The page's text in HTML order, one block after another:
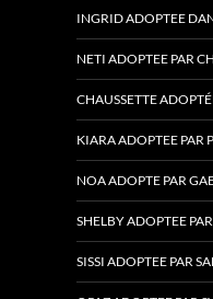
INGRID ADOPTEE
NETI ADOPTEE PAR
CHAUSSETTE
KIARA ADOPTEE PAR
NOA ADOPTE PAR
SHELBY ADOPTEE
SISSI ADOPTEE PAR